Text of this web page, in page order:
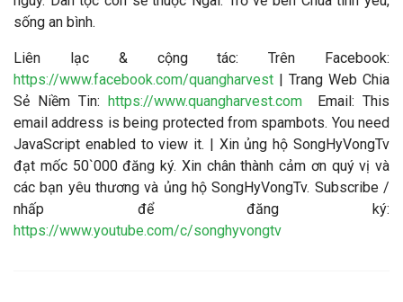
sống an bình.
Liên lạc & cộng tác: Trên Facebook:
https://www.facebook.com/quangharvest | Trang Web Chia
Sẻ Niềm Tin: https://www.quangharvest.comEmail: This
email address is being protected from spambots. You need
JavaScript enabled to view it. | Xin ủng hộ SongHyVongTv
đạt mốc 50`000 đăng ký. Xin chân thành cảm ơn quý vị và
các bạn yêu thương và ủng hộ SongHyVongTv. Subscribe /
nhấp để đăng ký:
https://www.youtube.com/c/songhyvongtv